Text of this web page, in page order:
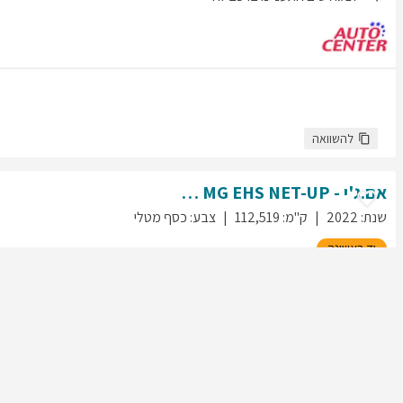
להשוואה
אם.ג'י - MG MG EHS NET-UP
שנת:
2022 ק"מ:
112,519 צבע: כסף מטלי
יד ראשונה